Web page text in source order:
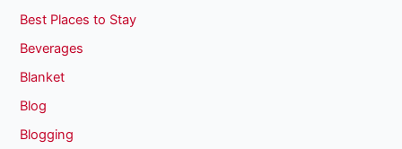
Best Places to Stay
Beverages
Blanket
Blog
Blogging